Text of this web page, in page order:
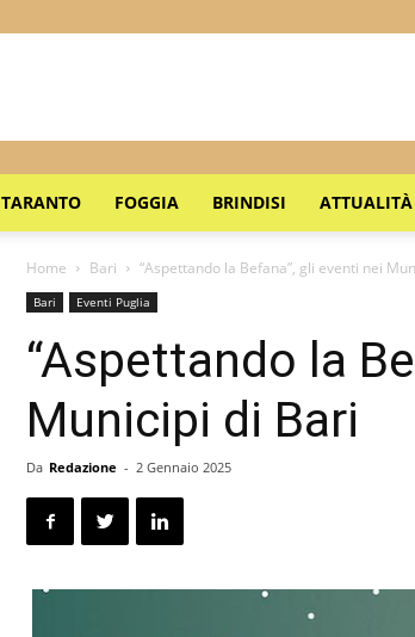
TARANTO FOGGIA BRINDISI ATTUALITÀ
Home Bari “Aspettando la Befana”, gli eventi nei
Bari Eventi Puglia
“Aspettando la
Municipi di Bari
Da Redazione - 2 Gennaio 2025